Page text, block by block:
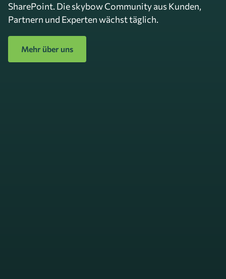
SharePoint. Die skybow Community aus Kunden,
Partnern und Experten wächst täglich.
Mehr über uns